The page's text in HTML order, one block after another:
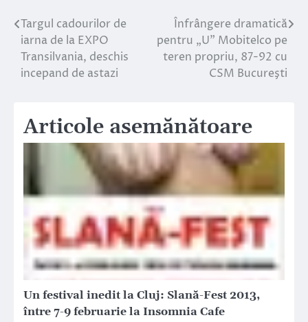
Navigare
în
articole
Targul cadourilor de
iarna de la EXPO
Transilvania, deschis
incepand de astazi
Înfrângere dramatică
pentru „U” Mobitelco pe
teren propriu, 87-92 cu
CSM Bucureşti
Articole asemănătoare
Un festival inedit la Cluj: Slană-Fest 2013,
între 7-9 februarie la Insomnia Cafe